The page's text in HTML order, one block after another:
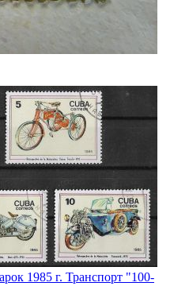
1985 г. Транспорт "100-